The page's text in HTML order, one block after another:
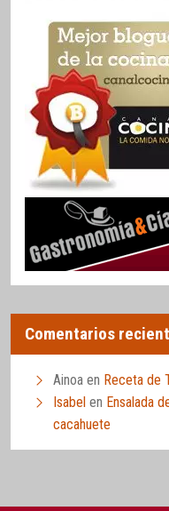
Comentarios
Ainoa en Receta de
Isabel en Ensalada
cacahuete